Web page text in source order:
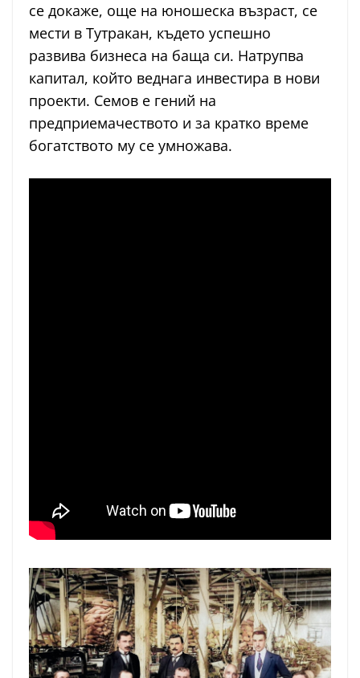
се докаже, още на юношеска възраст, се
мести в Тутракан, където успешно
развива бизнеса на баща си. Натрупва
капитал, който веднага инвестира в нови
проекти. Семов е гений на
предприемачеството и за кратко време
богатството му се умножава.